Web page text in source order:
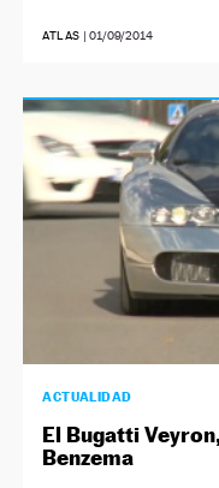
ATLAS |01/09/2014
ACTUALIDAD
El Bugatti
Benzema